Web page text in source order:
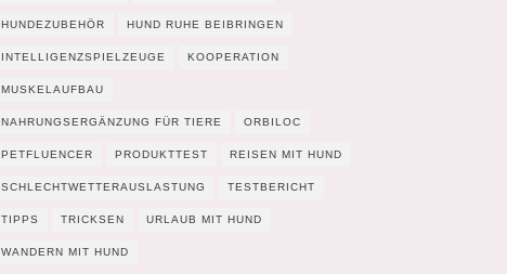
HUNDEZUBEHÖR HUND RUHE BEIBRINGEN
INTELLIGENZSPIELZEUGE KOOPERATION
MUSKELAUFBAU
NAHRUNGSERGÄNZUNG FÜR TIERE ORBILOC
PETFLUENCER PRODUKTTEST REISEN MIT HUND
SCHLECHTWETTERAUSLASTUNG TESTBERICHT
TIPPS TRICKSEN URLAUB MIT HUND
WANDERN MIT HUND